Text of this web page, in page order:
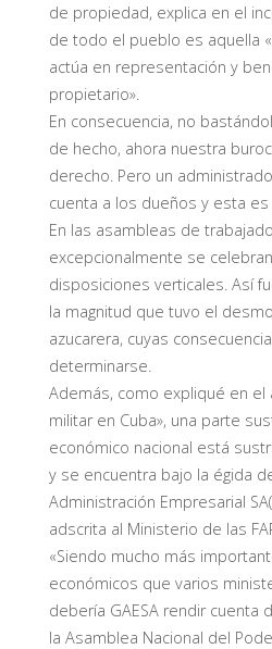
de propiedad, explica en el
de todo el pueblo es aquella
actúa en representación y
propietario».
En consecuencia, no
de hecho, ahora nuestra
derecho. Pero un
cuenta a los dueños y esta
En las asambleas de
excepcionalmente se
disposiciones verticales. Así
la magnitud que tuvo el
azucarera, cuyas
determinarse.
Además, como expliqué en el
militar en Cuba», una parte
económico nacional está
y se encuentra bajo la égida
Administración Empresarial
adscrita al Ministerio de las
«Siendo mucho más
económicos que varios
debería GAESA rendir
la Asamblea Nacional del